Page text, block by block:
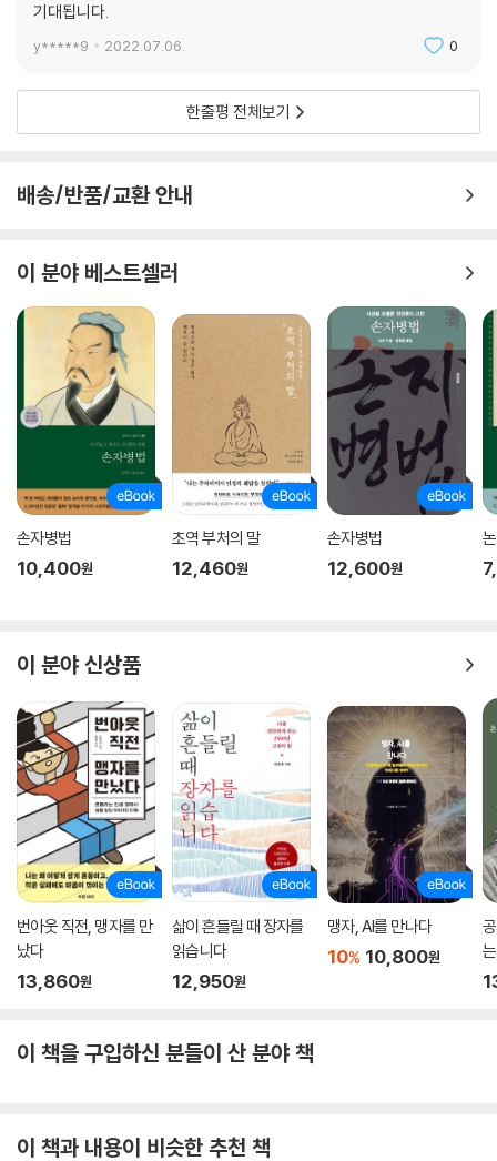
기대됩니다.
y*****9 2022.07.06. 0
한줄평 전체보기
배송/반품/교환 안내
이 분야 베스트셀러
손자병법
10,400원
초역 부처의 말
12,460원
손자병법
12,600원
이 분야 신상품
번아웃 직전, 맹자를 만
났다
13,860원
삶이 흔들릴 때 장자를
읽습니다
12,950원
맹자, AI를 만나다
10% 10,800원
이 책을 구입하신 분들이 산 분야 책
이 책과 내용이 비슷한 추천 책